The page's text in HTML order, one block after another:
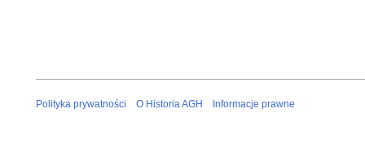
Polityka prywatności O Historia AGH Informacje prawne